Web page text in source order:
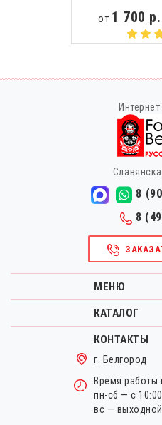
от 1 700 р.
8
8
МЕНЮ
КАТАЛОГ
КОНТАКТЫ
г. Белгород
Время работы
пн-сб — с
вс — выходной